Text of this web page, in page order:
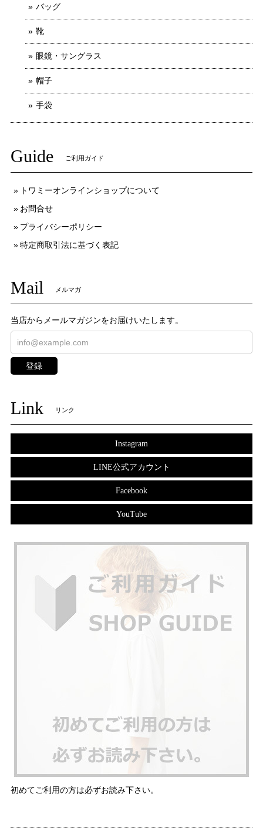
バッグ
靴
眼鏡・サングラス
帽子
手袋
Guide ご利用ガイド
トワミーオンラインショップについて
お問合せ
プライバシーポリシー
特定商取引法に基づく表記
Mail メルマガ
当店からメールマガジンをお届けいたします。
登録
Link リンク
Instagram
LINE公式アカウント
Facebook
YouTube
初めてご利用の方は必ずお読み下さい。